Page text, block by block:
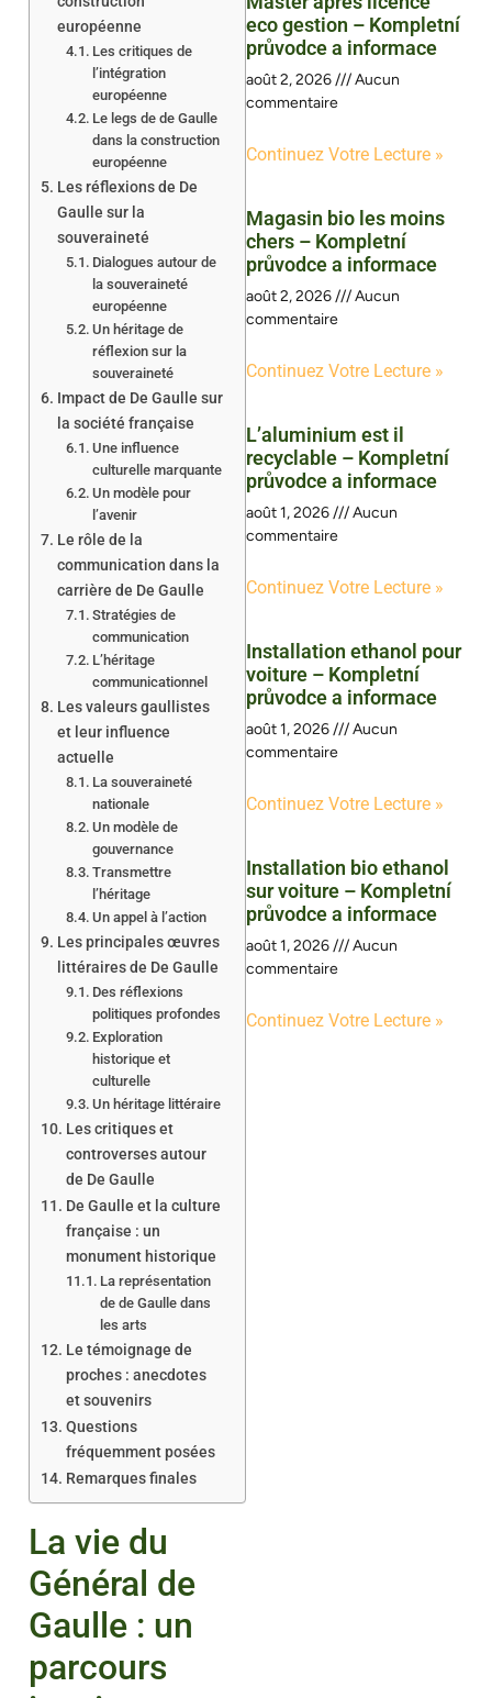
européenne
Les critiques de
l’intégration
européenne
Le legs de de Gaulle
dans la construction
européenne
Les réflexions de De
Gaulle sur la
souveraineté
Dialogues autour de
la souveraineté
européenne
Un héritage de
réflexion sur la
souveraineté
Impact de De Gaulle sur
la société française
Une influence
culturelle marquante
Un modèle pour
l’avenir
Le rôle de la
communication dans la
carrière de De Gaulle
Stratégies de
communication
L’héritage
communicationnel
Les valeurs gaullistes
et leur influence
actuelle
La souveraineté
nationale
Un modèle de
gouvernance
Transmettre
l’héritage
Un appel à l’action
Les principales œuvres
littéraires de De Gaulle
Des réflexions
politiques profondes
Exploration
historique et
culturelle
Un héritage littéraire
Les critiques et
controverses autour
de De Gaulle
De Gaulle et la culture
française : un
monument historique
La représentation
de de Gaulle dans
les arts
Le témoignage de
proches : anecdotes
et souvenirs
Questions
fréquemment posées
Remarques finales
La vie du
Général de
Gaulle : un
parcours
eco gestion – Kompletní
průvodce a informace
août 2, 2026
Aucun
commentaire
Continuez Votre Lecture »
Magasin bio les moins
chers – Kompletní
průvodce a informace
août 2, 2026
Aucun
commentaire
Continuez Votre Lecture »
L’aluminium est il
recyclable – Kompletní
průvodce a informace
août 1, 2026
Aucun
commentaire
Continuez Votre Lecture »
Installation ethanol pour
voiture – Kompletní
průvodce a informace
août 1, 2026
Aucun
commentaire
Continuez Votre Lecture »
Installation bio ethanol
sur voiture – Kompletní
průvodce a informace
août 1, 2026
Aucun
commentaire
Continuez Votre Lecture »